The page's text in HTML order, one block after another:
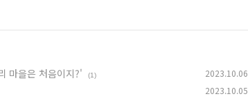
마을은 처음이지?'
(1) 2023.10.06
2023.10.05